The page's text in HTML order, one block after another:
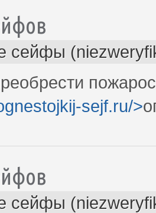
сейфы
sejf.ru/>
сейфы